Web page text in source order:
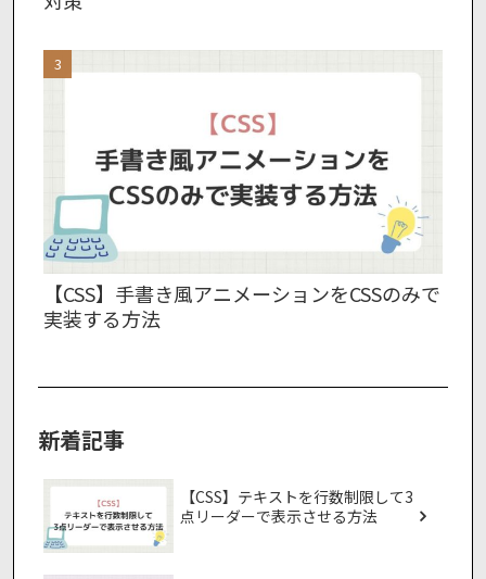
【CSS】手書き風アニメーションをCSSのみで
実装する方法
新着記事
【CSS】テキストを行数制限して3
点リーダーで表示させる方法